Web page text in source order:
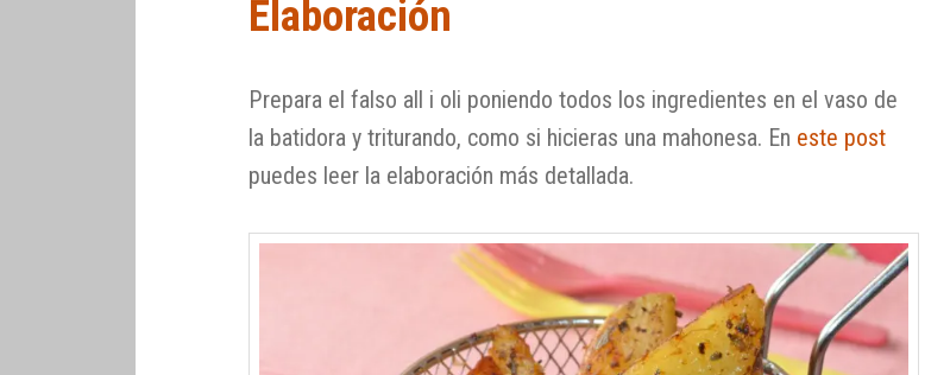
Elaboración
Prepara el falso all i oli poniendo todos los ingredientes en el vaso de
la batidora y triturando, como si hicieras una mahonesa. En este post
puedes leer la elaboración más detallada.